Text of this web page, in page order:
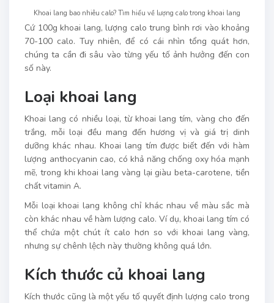
Khoai lang bao nhiêu calo? Tìm hiểu về lượng calo trong khoai lang
Cứ 100g khoai lang, lượng calo trung bình rơi vào khoảng
70-100 calo. Tuy nhiên, để có cái nhìn tổng quát hơn,
chúng ta cần đi sâu vào từng yếu tố ảnh hưởng đến con
số này.
Loại khoai lang
Khoai lang có nhiều loại, từ khoai lang tím, vàng cho đến
trắng, mỗi loại đều mang đến hương vị và giá trị dinh
dưỡng khác nhau. Khoai lang tím được biết đến với hàm
lượng anthocyanin cao, có khả năng chống oxy hóa mạnh
mẽ, trong khi khoai lang vàng lại giàu beta-carotene, tiền
chất vitamin A.
Mỗi loại khoai lang không chỉ khác nhau về màu sắc mà
còn khác nhau về hàm lượng calo. Ví dụ, khoai lang tím có
thể chứa một chút ít calo hơn so với khoai lang vàng,
nhưng sự chênh lệch này thường không quá lớn.
Kích thước củ khoai lang
Kích thước cũng là một yếu tố quyết định lượng calo trong